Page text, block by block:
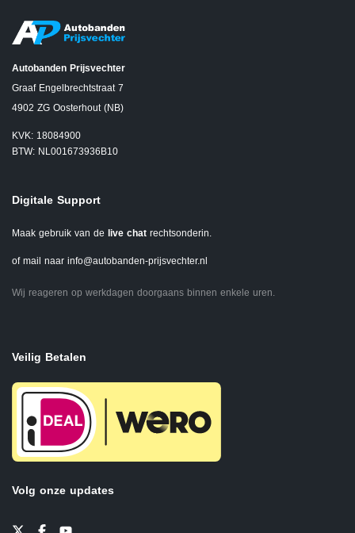
Autobanden Prijsvechter
Graaf Engelbrechtstraat 7
4902 ZG Oosterhout (NB)
KVK: 18084900
BTW: NL001673936B10
Digitale Support
Maak gebruik van de live chat rechtsonderin.
of mail naar info@autobanden-prijsvechter.nl
Wij reageren op werkdagen doorgaans binnen enkele uren.
Veilig Betalen
Volg onze updates